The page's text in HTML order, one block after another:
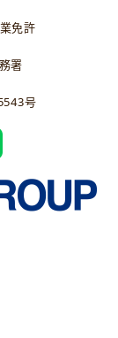
免許
署
号